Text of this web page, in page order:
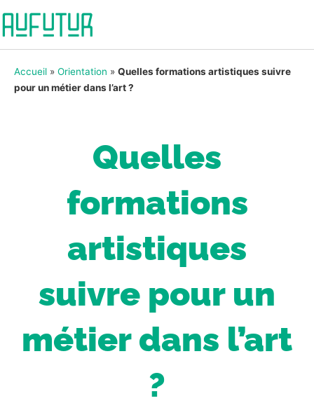
Accueil » Orientation » Quelles formations artistiques suivre
pour un métier dans l’art ?
Quelles
formations
artistiques
suivre pour un
métier dans l’art
?